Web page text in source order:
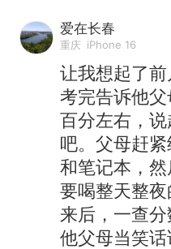
爱在长春
重庆 iPhone 16
让我想起了
考完告诉他
百分左右，
吧。父母赶
和笔记本，
要喝整天整
来后，一查
他父母当笑